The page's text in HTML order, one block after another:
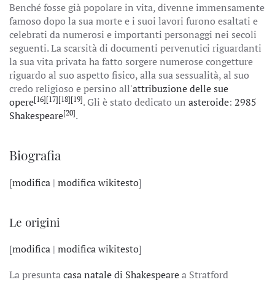
Benché fosse già popolare in vita, divenne immensamente
famoso dopo la sua morte e i suoi lavori furono esaltati e
celebrati da numerosi e importanti personaggi nei secoli
seguenti. La scarsità di documenti pervenutici riguardanti
la sua vita privata ha fatto sorgere numerose congetture
riguardo al suo aspetto fisico, alla sua sessualità, al suo
credo religioso e persino all'attribuzione delle sue
opere[16][17][18][19]. Gli è stato dedicato un asteroide: 2985
Shakespeare[20].
Biografia
[modifica | modifica wikitesto]
Le origini
[modifica | modifica wikitesto]
La presuntacasa natale di Shakespearea Stratford